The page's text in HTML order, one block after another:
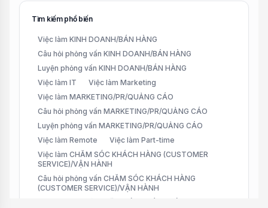
Tìm kiếm phổ biến
Việc làm KINH DOANH/BÁN HÀNG
Câu hỏi phỏng vấn KINH DOANH/BÁN HÀNG
Luyện phỏng vấn KINH DOANH/BÁN HÀNG
Việc làm IT
Việc làm Marketing
Việc làm MARKETING/PR/QUẢNG CÁO
Câu hỏi phỏng vấn MARKETING/PR/QUẢNG CÁO
Luyện phỏng vấn MARKETING/PR/QUẢNG CÁO
Việc làm Remote
Việc làm Part-time
Việc làm CHĂM SÓC KHÁCH HÀNG (CUSTOMER
SERVICE)/VẬN HÀNH
Câu hỏi phỏng vấn CHĂM SÓC KHÁCH HÀNG
(CUSTOMER SERVICE)/VẬN HÀNH